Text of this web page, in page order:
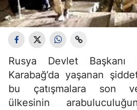
Rusya Devlet Başkanı
Karabağ’da yaşanan
bu çatışmalara son
ülkesinin